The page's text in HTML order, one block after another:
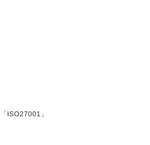
ISO27001」